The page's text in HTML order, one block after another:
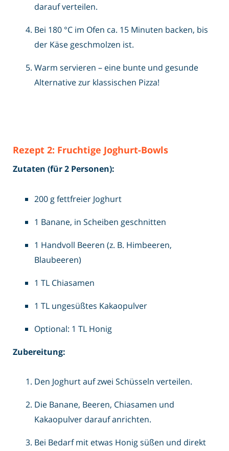
darauf verteilen.
Bei 180 °C im Ofen ca. 15 Minuten backen, bis
der Käse geschmolzen ist.
Warm servieren – eine bunte und gesunde
Alternative zur klassischen Pizza!
Rezept 2: Fruchtige Joghurt-Bowls
Zutaten (für 2 Personen):
200 g fettfreier Joghurt
1 Banane, in Scheiben geschnitten
1 Handvoll Beeren (z. B. Himbeeren,
Blaubeeren)
1 TL Chiasamen
1 TL ungesüßtes Kakaopulver
Optional: 1 TL Honig
Zubereitung:
Den Joghurt auf zwei Schüsseln verteilen.
Die Banane, Beeren, Chiasamen und
Kakaopulver darauf anrichten.
Bei Bedarf mit etwas Honig süßen und direkt